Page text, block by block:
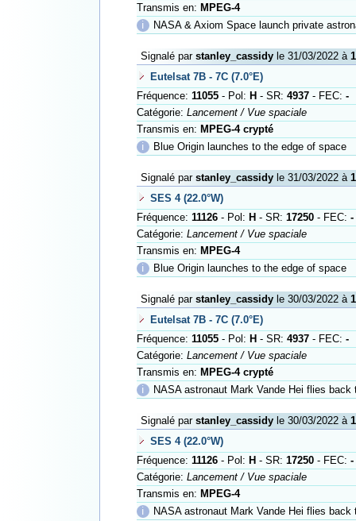
Transmis en: MPEG-4
ℹ
NASA & Axiom Space launch private
Signalé par stanley_cassidyle 31/03/2022 à
Eutelsat 7B - 7C (7.0°E)
Fréquence: 11055- Pol: H - SR: 4937- FEC: -
Catégorie: Lancement / Vue spaciale
Transmis en: MPEG-4 crypté
ℹ
Blue Origin launches to the edge of space
Signalé par stanley_cassidyle 31/03/2022 à
SES 4 (22.0°W)
Fréquence: 11126- Pol: H - SR: 17250- FEC: -
Catégorie: Lancement / Vue spaciale
Transmis en: MPEG-4
ℹ
Blue Origin launches to the edge of space
Signalé par stanley_cassidyle 30/03/2022 à
Eutelsat 7B - 7C (7.0°E)
Fréquence: 11055- Pol: H - SR: 4937- FEC: -
Catégorie: Lancement / Vue spaciale
Transmis en: MPEG-4 crypté
ℹ
NASA astronaut Mark Vande Hei flies back to
Signalé par stanley_cassidyle 30/03/2022 à
SES 4 (22.0°W)
Fréquence: 11126- Pol: H - SR: 17250- FEC: -
Catégorie: Lancement / Vue spaciale
Transmis en: MPEG-4
ℹ
NASA astronaut Mark Vande Hei flies back to